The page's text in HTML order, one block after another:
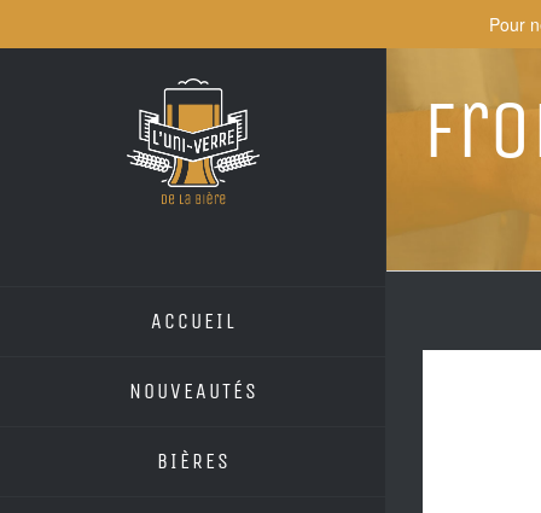
to
ACCUEIL
NOUVEAUTÉS
BIÈRES
Pour